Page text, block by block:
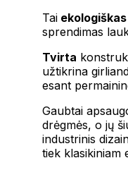
Taiekologiškas
sprendimas
Tvirta
užtikrina
esant
Gaubtai
drėgmės, o jų
industrinis
tiek klasikiniam